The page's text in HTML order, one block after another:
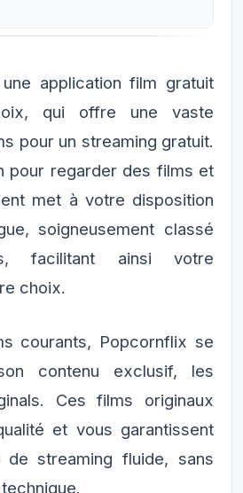
application film gratuit
qui offre une vaste
pour un streaming gratuit.
pour regarder des films et
met à votre disposition
soigneusement classé
facilitant ainsi votre
choix.
courants, Popcornflix se
contenu exclusif, les
Ces films originaux
et vous garantissent
de streaming fluide, sans